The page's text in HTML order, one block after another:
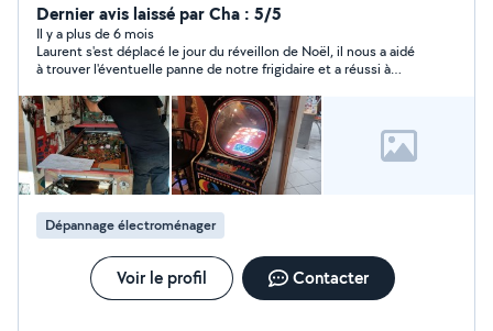
électroniques. j'apprécie de rencontrer des personnes
convaincues de réparer plutôt que jeter. Je ne suis pas
un service de dépannage mais un voisin qui échange des
services comme un loisir, avec des disponibilités
limitées. Merci d'éviter de me contacter pour smart
phone et gros électroménager.
Dernier avis laissé par Cha : 5/5
Il y a plus de 6 mois
Laurent s'est déplacé le jour du réveillon de Noël, il nous a aidé
à trouver l'éventuelle panne de notre frigidaire et a réussi à
recommande+++! Gentil, serviable et de bons conseils. Merci à
vous.
Dépannage électroménager
Voir le profil Contacter